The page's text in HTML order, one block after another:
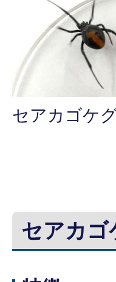
セアカゴケ
セアカゴ